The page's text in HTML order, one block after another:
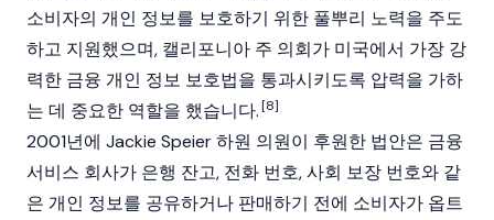
소비자의 개인 정보를 보호하기 위한 풀뿌리 노력을 주도
하고 지원했으며, 캘리포니아 주 의회가 미국에서 가장 강
력한 금융 개인 정보 보호법을 통과시키도록 압력을 가하
는 데 중요한 역할을 했습니다.[8]
2001년에 Jackie Speier 하원 의원이 후원한 법안은 금융
서비스 회사가 은행 잔고, 전화 번호, 사회 보장 번호와 같
은 개인 정보를 공유하거나 판매하기 전에 소비자가 옵트